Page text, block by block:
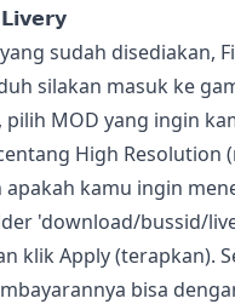
sudah disediakan,
silakan masuk ke
pilih MOD yang ingin
High
apakah kamu ingin
'download/bussid/
klik Apply (terapkan).
bisa